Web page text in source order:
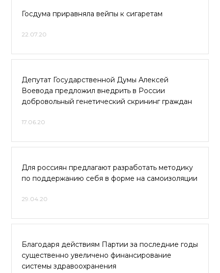
Госдума приравняла вейпы к сигаретам
22.07.20
Депутат Государственной Думы Алексей
Воевода предложил внедрить в России
добровольный генетический скрининг граждан
17.06.20
Для россиян предлагают разработать методику
по поддержанию себя в форме на самоизоляции
29.04.20
Благодаря действиям Партии за последние годы
существенно увеличено финансирование
системы здравоохранения